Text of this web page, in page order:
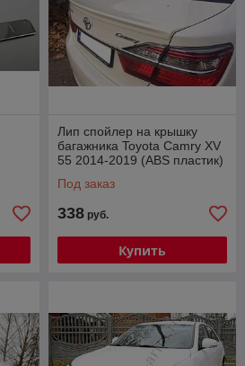
Лип спойлер на крышку
багажника Toyota Camry XV
55 2014-2019 (ABS пластик)
Под заказ
338 руб.
Купить